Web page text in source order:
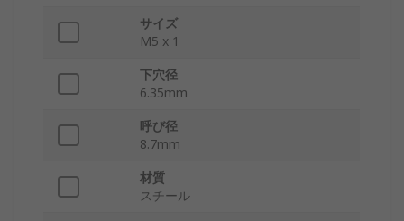
サイズ
M5 x 1
下穴径
6.35mm
呼び径
8.7mm
材質
スチール